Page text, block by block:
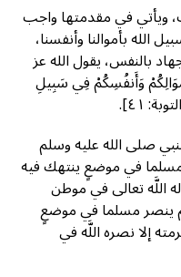
ويأتي في مقدمتها واجب
الله بأموالنا وأنفسنا،
بالنفس، يقول الله عز
وَأَنفُسِكُمْ فِي سَبِيلِ
٤١].
صلى الله عليه وسلم
في موضعٍ ينتهك فيه
اللَّه تعالى في موطن
ينصر مسلما في موضعٍ
إلا نصره اللَّه في